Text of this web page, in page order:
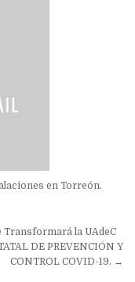
en Torreón.
la UAdeC
DE PREVENCIÓN Y
CONTROL COVID-19. →